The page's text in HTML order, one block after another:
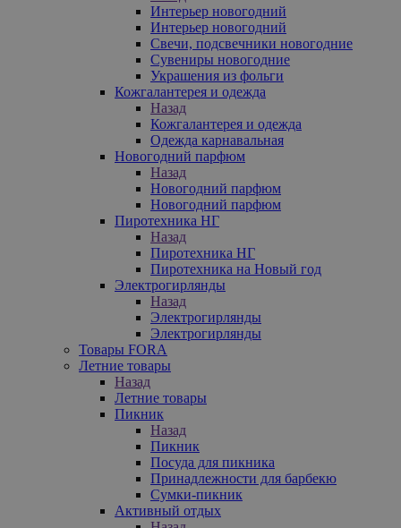
Интерьер новогодний
Интерьер новогодний
Свечи, подсвечники новогодние
Сувениры новогодние
Украшения из фольги
Кожгалантерея и одежда
Назад
Кожгалантерея и одежда
Одежда карнавальная
Новогодний парфюм
Назад
Новогодний парфюм
Новогодний парфюм
Пиротехника НГ
Назад
Пиротехника НГ
Пиротехника на Новый год
Электрогирлянды
Назад
Электрогирлянды
Электрогирлянды
Товары FORA
Летние товары
Назад
Летние товары
Пикник
Назад
Пикник
Посуда для пикника
Принадлежности для барбекю
Сумки-пикник
Активный отдых